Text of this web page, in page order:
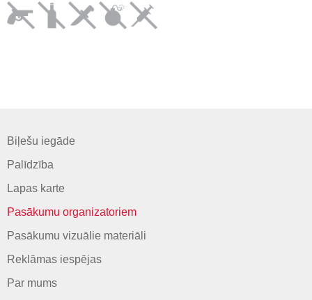
Biļešu iegāde
Palīdzība
Lapas karte
Pasākumu organizatoriem
Pasākumu vizuālie materiāli
Reklāmas iespējas
Par mums